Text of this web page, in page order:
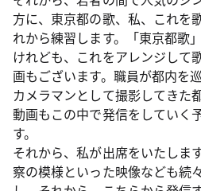
方に、東京都の歌、私、これを
れから練習します。「東京都歌
けれども、これをアレンジして
画もございます。職員が都内を
カメラマンとして撮影してきた
動画もこの中で発信をしていく
す。
それから、私が出席をいたしま
察の模様といった映像なども続